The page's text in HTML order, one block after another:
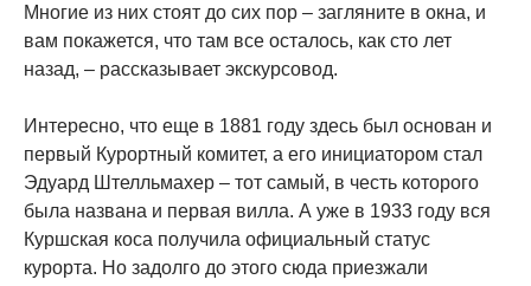
Многие из них стоят до сих пор – загляните в окна, и
вам покажется, что там все осталось, как сто лет
назад, – рассказывает экскурсовод.
Интересно, что еще в 1881 году здесь был основан и
первый Курортный комитет, а его инициатором стал
Эдуард Штелльмахер – тот самый, в честь которого
была названа и первая вилла. А уже в 1933 году вся
Куршская коса получила официальный статус
курорта. Но задолго до этого сюда приезжали